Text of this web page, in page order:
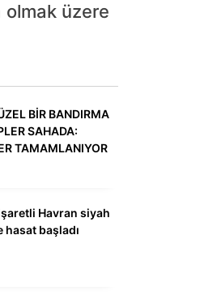
EKONOMİ
EĞİTİM
olmak üzere
BİR BANDIRMA
SAHADA:
TAMAMLANIYOR
Havran siyah
başladı